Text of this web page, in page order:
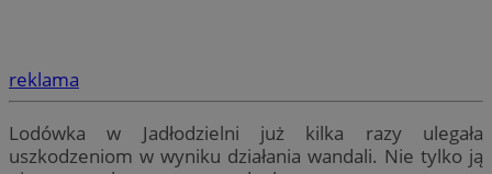
reklama
Lodówka w Jadłodzielni już kilka razy ulegała
uszkodzeniom w wyniku działania wandali. Nie tylko ją